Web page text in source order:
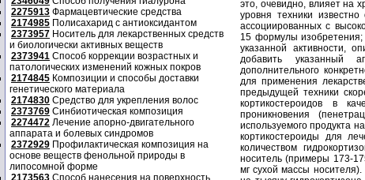
2275913 Фармацевтические средства
2174985 Полисахарид с антиоксидантом
2373957 Носитель для лекарственных средств
и биологически активных веществ
2373941 Способ коррекции возрастных и
патологических изменений кожных покров
2174845 Композиции и способы доставки
генетического материала
2174830 Средство для укрепления волос
2373769 Синбиотическая композиция
2274472 Лечение апорно-двигательного
аппарата и болевых синдромов
2372929 Профилактическая композиция на
основе веществ фенольной природы в
липосомной форме
2173563 Способ нанесения на поверхность